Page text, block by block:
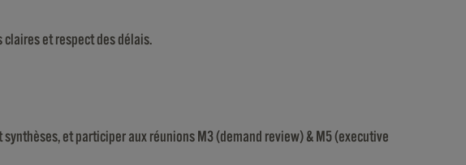
claires et respect des délais.
et participer aux réunions M3 (demand review) & M5 (executive